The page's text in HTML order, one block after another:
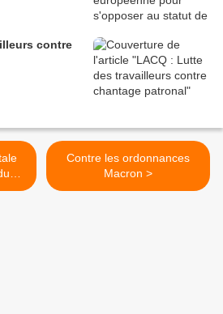
contre
la
Contre les ordonnances
Macron >